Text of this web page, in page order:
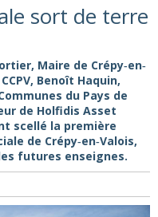
sort de terre
Maire de Crépy‐en‐
Benoît Haquin,
du Pays de
de Holfidis Asset
scellé la première
de Crépy‐en‐Valois,
futures enseignes.